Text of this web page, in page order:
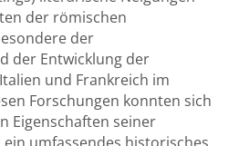
der römischen
der
der Entwicklung der
und Frankreich im
Forschungen konnten sich
Eigenschaften seiner